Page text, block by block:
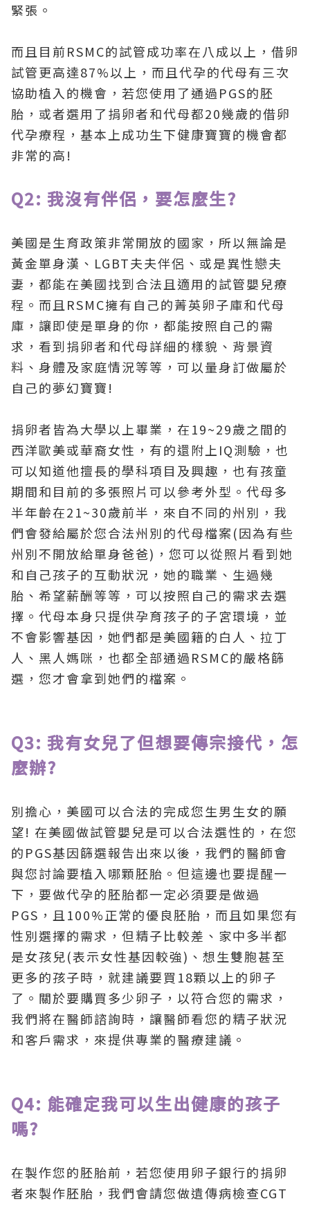
緊張。
而且目前RSMC的試管成功率在八成以上，借卵
試管更高達87%以上，而且代孕的代母有三次
協助植入的機會，若您使用了通過PGS的胚
胎，或者選用了捐卵者和代母都20幾歲的借卵
代孕療程，基本上成功生下健康寶寶的機會都
非常的高!
Q2: 我沒有伴侶，要怎麼生?
美國是生育政策非常開放的國家，所以無論是
黃金單身漢、LGBT夫夫伴侶、或是異性戀夫
妻，都能在美國找到合法且適用的試管嬰兒療
程。而且RSMC擁有自己的菁英卵子庫和代母
庫，讓即使是單身的你，都能按照自己的需
求，看到捐卵者和代母詳細的樣貌、背景資
料、身體及家庭情況等等，可以量身訂做屬於
自己的夢幻寶寶!
捐卵者皆為大學以上畢業，在19~29歲之間的
西洋歐美或華裔女性，有的還附上IQ測驗，也
可以知道他擅長的學科項目及興趣，也有孩童
期間和目前的多張照片可以參考外型。代母多
半年齡在21~30歲前半，來自不同的州別，我
們會發給屬於您合法州別的代母檔案(因為有些
州別不開放給單身爸爸)，您可以從照片看到她
和自己孩子的互動狀況，她的職業、生過幾
胎、希望薪酬等等，可以按照自己的需求去選
擇。代母本身只提供孕育孩子的子宮環境，並
不會影響基因，她們都是美國籍的白人、拉丁
人、黑人媽咪，也都全部通過RSMC的嚴格篩
選，您才會拿到她們的檔案。
Q3: 我有女兒了但想要傳宗接代，怎
麼辦?
別擔心，美國可以合法的完成您生男生女的願
望! 在美國做試管嬰兒是可以合法選性的，在您
的PGS基因篩選報告出來以後，我們的醫師會
與您討論要植入哪顆胚胎。但這邊也要提醒一
下，要做代孕的胚胎都一定必須要是做過
PGS，且100%正常的優良胚胎，而且如果您有
性別選擇的需求，但精子比較差、家中多半都
是女孩兒(表示女性基因較強)、想生雙胞甚至
更多的孩子時，就建議要買18顆以上的卵子
了。關於要購買多少卵子，以符合您的需求，
我們將在醫師諮詢時，讓醫師看您的精子狀況
和客戶需求，來提供專業的醫療建議。
Q4: 能確定我可以生出健康的孩子
嗎?
在製作您的胚胎前，若您使用卵子銀行的捐卵
者來製作胚胎，我們會請您做遺傳病檢查CGT